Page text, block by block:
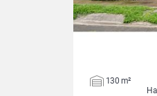
130 m²